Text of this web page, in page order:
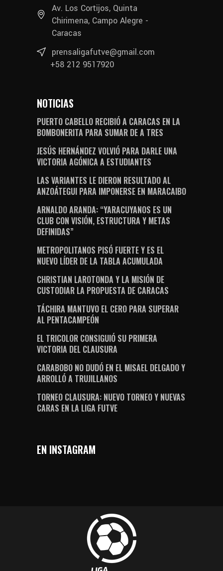
Av. Los Cortijos, Quinta
Chirimena, Campo Alegre -
Caracas
prensaligafutve@gmail.com
+58 212 9517920
NOTICIAS
PUERTO CABELLO RECIBIÓ A CARACAS EN LA
BOMBONERITA PARA SUMAR DE A TRES
JESÚS HERNÁNDEZ VOLVIÓ PARA DARLE UNA
VICTORIA AGÓNICA A ESTUDIANTES
LAS VARIANTES LE DIERON RESULTADO AL
ANZOÁTEGUI PARA IMPONERSE EN MARACAIBO
ARNALDO ARANDA: “YARACUYANOS ES UN
CLUB CON VISIÓN, ESTRUCTURA Y METAS
DEFINIDAS”
METROPOLITANOS PISÓ FUERTE Y ES EL
NUEVO LÍDER DE LA TABLA ACUMULADA
CHRISTIAN LAROTONDA Y LA MISIÓN DE
CUSTODIAR LA PROPUESTA DE CARACAS
TÁCHIRA MANTUVO EL CERO PARA SUPERAR
AL PENTACAMPEÓN
EL TRICOLOR CONSIGUIÓ SU PRIMERA
VICTORIA DEL CLAUSURA
CARABOBO NO DUDÓ EN EL MISAEL DELGADO Y
ARROLLÓ A TRUJILLANOS
TORNEO CLAUSURA: NUEVO TORNEO Y NUEVAS
CARAS EN LA LIGA FUTVE
EN INSTAGRAM